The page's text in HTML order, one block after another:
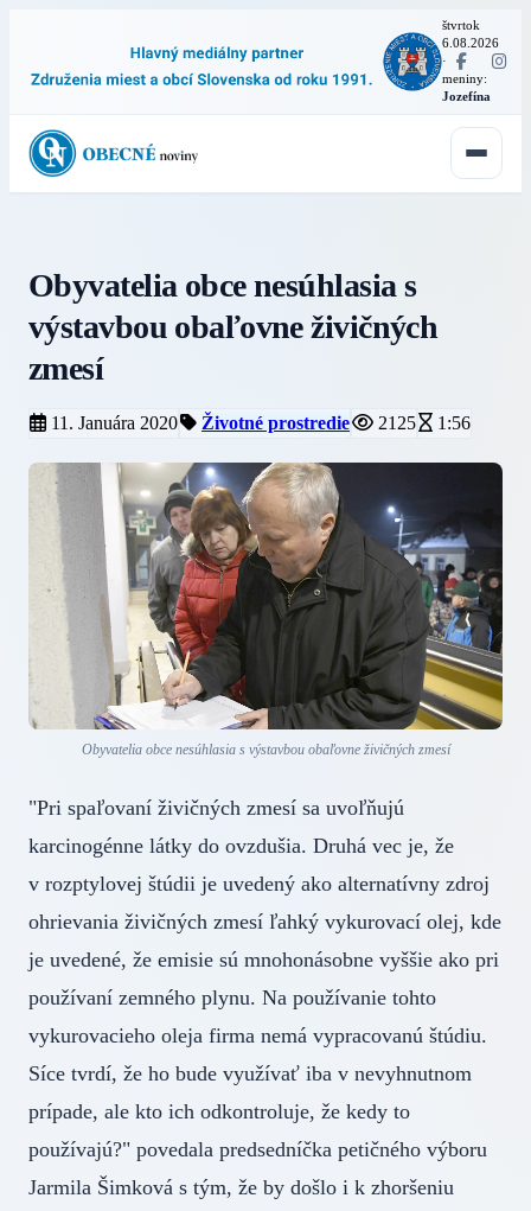
štvrtok
6.08.2026
·
meniny:
Jozefína
Obyvatelia obce nesúhlasia s
výstavbou obaľovne živičných
zmesí
11. Januára 2020 Životné prostredie 2125 1:56
Obyvatelia obce nesúhlasia s výstavbou obaľovne živičných zmesí
"Pri spaľovaní živičných zmesí sa uvoľňujú
karcinogénne látky do ovzdušia. Druhá vec je, že
v rozptylovej štúdii je uvedený ako alternatívny zdroj
ohrievania živičných zmesí ľahký vykurovací olej, kde
je uvedené, že emisie sú mnohonásobne vyššie ako pri
používaní zemného plynu. Na používanie tohto
vykurovacieho oleja firma nemá vypracovanú štúdiu.
Síce tvrdí, že ho bude využívať iba v nevyhnutnom
prípade, ale kto ich odkontroluje, že kedy to
používajú?" povedala predsedníčka petičného výboru
Jarmila Šimková s tým, že by došlo i k zhoršeniu